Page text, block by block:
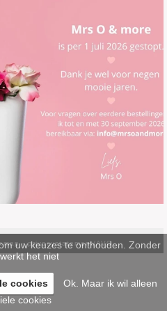
-privacystatement/AVG
uw keuzes te onthouden. Zonder
het niet
cookies
Ok. Maar ik wil alleen
cookies